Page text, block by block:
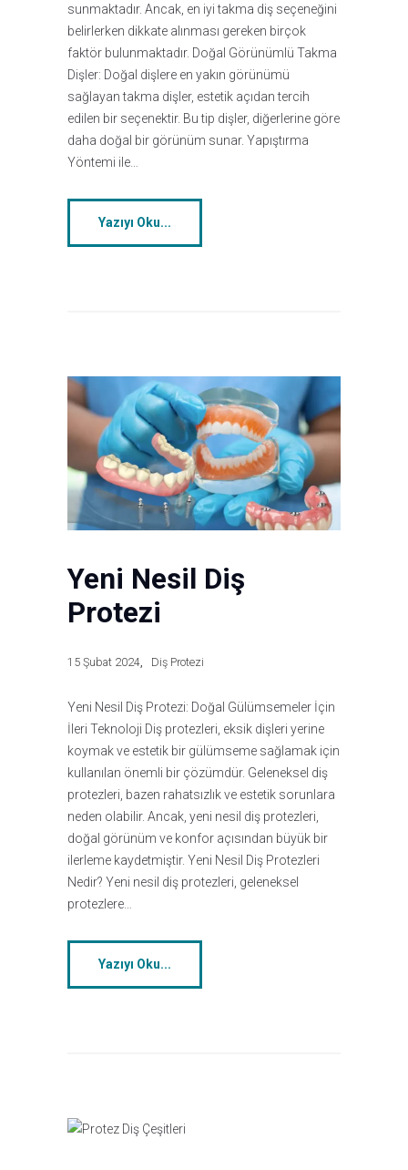
sunmaktadır. Ancak, en iyi takma diş seçeneğini
belirlerken dikkate alınması gereken birçok
faktör bulunmaktadır. Doğal Görünümlü Takma
Dişler: Doğal dişlere en yakın görünümü
sağlayan takma dişler, estetik açıdan tercih
edilen bir seçenektir. Bu tip dişler, diğerlerine göre
daha doğal bir görünüm sunar. Yapıştırma
Yöntemi ile…
Yazıyı Oku...
Yeni Nesil Diş
Protezi
15 Şubat 2024 Diş Protezi
Yeni Nesil Diş Protezi: Doğal Gülümsemeler İçin
İleri Teknoloji Diş protezleri, eksik dişleri yerine
koymak ve estetik bir gülümseme sağlamak için
kullanılan önemli bir çözümdür. Geleneksel diş
protezleri, bazen rahatsızlık ve estetik sorunlara
neden olabilir. Ancak, yeni nesil diş protezleri,
doğal görünüm ve konfor açısından büyük bir
ilerleme kaydetmiştir. Yeni Nesil Diş Protezleri
Nedir? Yeni nesil diş protezleri, geleneksel
protezlere…
Yazıyı Oku...